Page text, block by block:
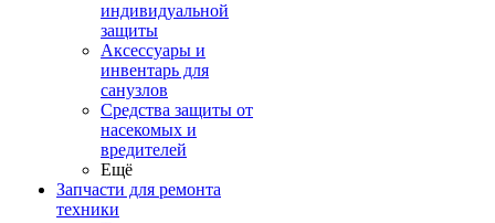
индивидуальной
защиты
Аксессуары и
инвентарь для
санузлов
Средства защиты от
насекомых и
вредителей
Ещё
Запчасти для ремонта
техники